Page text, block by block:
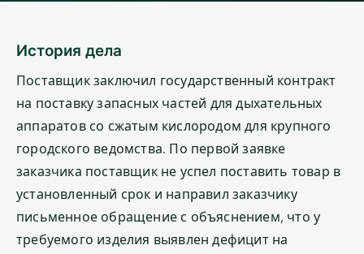
История дела
Поставщик заключил государственный контракт
на поставку запасных частей для дыхательных
аппаратов со сжатым кислородом для крупного
городского ведомства. По первой заявке
заказчика поставщик не успел поставить товар в
установленный срок и направил заказчику
письменное обращение с объяснением, что у
требуемого изделия выявлен дефицит на